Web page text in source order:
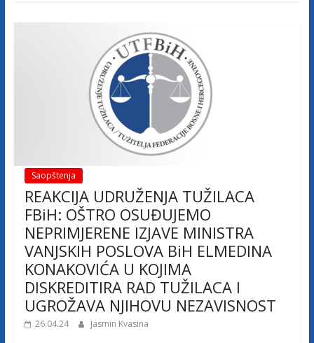
Saopštenja
REAKCIJA UDRUŽENJA TUŽILACA
FBiH: OŠTRO OSUĐUJEMO
NEPRIMJERENE IZJAVE MINISTRA
VANJSKIH POSLOVA BiH ELMEDINA
KONAKOVIĆA U KOJIMA
DISKREDITIRA RAD TUŽILACA I
UGROŽAVA NJIHOVU NEZAVISNOST
26.04.24 Jasmin Kvasina